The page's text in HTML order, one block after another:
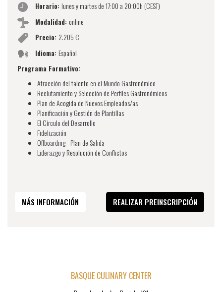
Horario: lunes y martes de 17:00 a 20:00h (CEST)
Modalidad: online
Precio: 2.205 €
Idioma: Español
Programa Formativo:
Atracción del talento en el Mundo Gastronómico
Reclutamiento y Selección de Perfiles Gastronómicos
Plan de Acogida de Nuevos Empleados/as
Planificación y Gestión de Plantillas
El Círculo del Desarrollo
Fidelización
Offboarding - Plan de Salida
Liderazgo y Resolución de Conflictos
MÁS INFORMACIÓN REALIZAR PREINSCRIPCIÓN
BASQUE CULINARY CENTER